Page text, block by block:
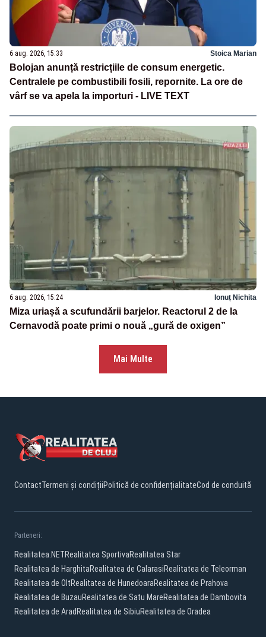
6 aug. 2026, 15:33 Stoica Marian
Bolojan anunță restricțiile de consum energetic.
Centralele pe combustibili fosili, repornite. La ore de
vârf se va apela la importuri - LIVE TEXT
6 aug. 2026, 15:24 Ionuț Nichita
Miza uriașă a scufundării barjelor. Reactorul 2 de la
Cernavodă poate primi o nouă „gură de oxigen”
Mai Multe
ContactTermeni și condițiiPolitică de confidențialitateCod de conduită
Parteneri:
Realitatea.NETRealitatea SportivaRealitatea Star
Realitatea de HarghitaRealitatea de CalarasiRealitatea de Teleorman
Realitatea de OltRealitatea de HunedoaraRealitatea de Prahova
Realitatea de BuzauRealitatea de Satu MareRealitatea de Dambovita
Realitatea de Arad Realitatea de SibiuRealitatea de Oradea